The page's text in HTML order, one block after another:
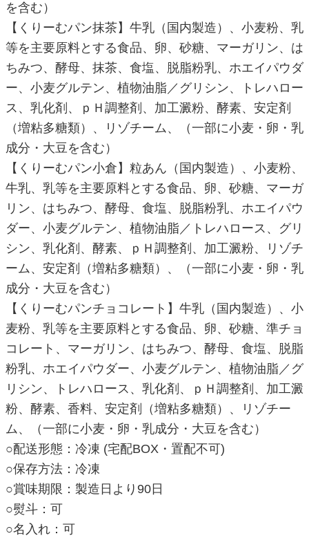
を含む）
【くりーむパン抹茶】牛乳（国内製造）、小麦粉、乳
等を主要原料とする食品、卵、砂糖、マーガリン、は
ちみつ、酵母、抹茶、食塩、脱脂粉乳、ホエイパウダ
ー、小麦グルテン、植物油脂／グリシン、トレハロー
ス、乳化剤、ｐＨ調整剤、加工澱粉、酵素、安定剤
（増粘多糖類）、リゾチーム、（一部に小麦・卵・乳
成分・大豆を含む）
【くりーむパン小倉】粒あん（国内製造）、小麦粉、
牛乳、乳等を主要原料とする食品、卵、砂糖、マーガ
リン、はちみつ、酵母、食塩、脱脂粉乳、ホエイパウ
ダー、小麦グルテン、植物油脂／トレハロース、グリ
シン、乳化剤、酵素、ｐＨ調整剤、加工澱粉、リゾチ
ーム、安定剤（増粘多糖類）、（一部に小麦・卵・乳
成分・大豆を含む）
【くりーむパンチョコレート】牛乳（国内製造）、小
麦粉、乳等を主要原料とする食品、卵、砂糖、準チョ
コレート、マーガリン、はちみつ、酵母、食塩、脱脂
粉乳、ホエイパウダー、小麦グルテン、植物油脂／グ
リシン、トレハロース、乳化剤、ｐＨ調整剤、加工澱
粉、酵素、香料、安定剤（増粘多糖類）、リゾチー
ム、（一部に小麦・卵・乳成分・大豆を含む）
○配送形態：冷凍 (宅配BOX・置配不可)
○保存方法：冷凍
○賞味期限：製造日より90日
○熨斗：可
○名入れ：可